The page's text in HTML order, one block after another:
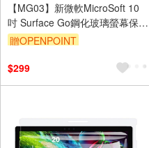
【MG03】新微軟MicroSoft 10
吋 Surface Go鋼化玻璃螢幕保護
貼
贈OPENPOINT
$299